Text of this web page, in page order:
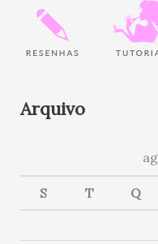
Arquivo
S T Q